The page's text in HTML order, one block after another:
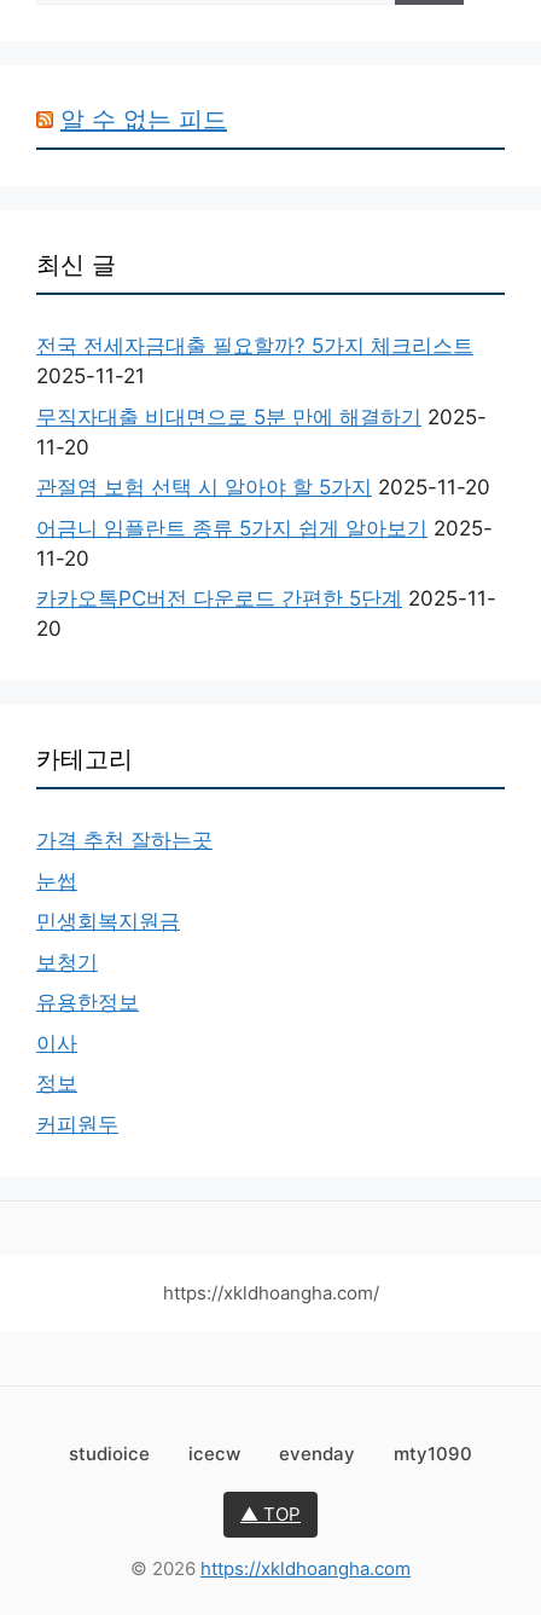
알 수 없는 피드
최신 글
전국 전세자금대출 필요할까? 5가지 체크리스트
2025-11-21
무직자대출 비대면으로 5분 만에 해결하기 2025-
11-20
관절염 보험 선택 시 알아야 할 5가지 2025-11-20
어금니 임플란트 종류 5가지 쉽게 알아보기 2025-
11-20
카카오톡PC버전 다운로드 간편한 5단계 2025-11-
20
카테고리
가격 추천 잘하는곳
눈썹
민생회복지원금
보청기
유용한정보
이사
정보
커피원두
https://xkldhoangha.com/
studioice icecw evenday mty1090
▲ TOP
© 2026 https://xkldhoangha.com